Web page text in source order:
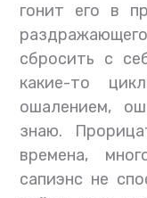
гонит его в
сбросить с
какие-то
ошалением,
знаю.
времена,
сапиэнс не